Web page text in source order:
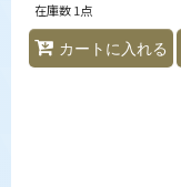
在庫数 1点
カートに入れる